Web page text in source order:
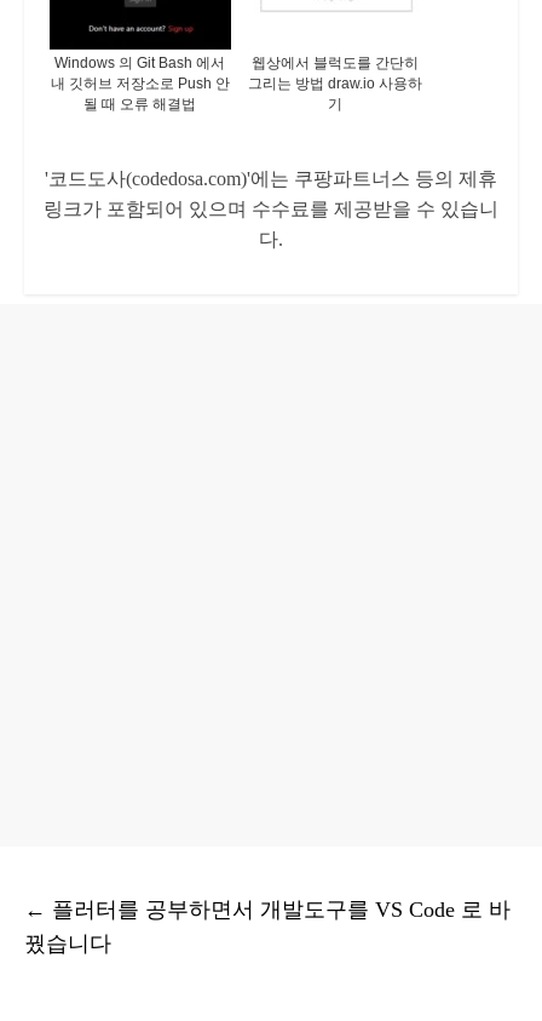
Windows 의 Git Bash 에서
내 깃허브 저장소로 Push 안
될 때 오류 해결법
웹상에서 블럭도를 간단히
그리는 방법 draw.io 사용하
기
'코드도사(codedosa.com)'에는 쿠팡파트너스 등의 제휴
링크가 포함되어 있으며 수수료를 제공받을 수 있습니
다.
← 플러터를 공부하면서 개발도구를 VS Code 로 바
꿨습니다